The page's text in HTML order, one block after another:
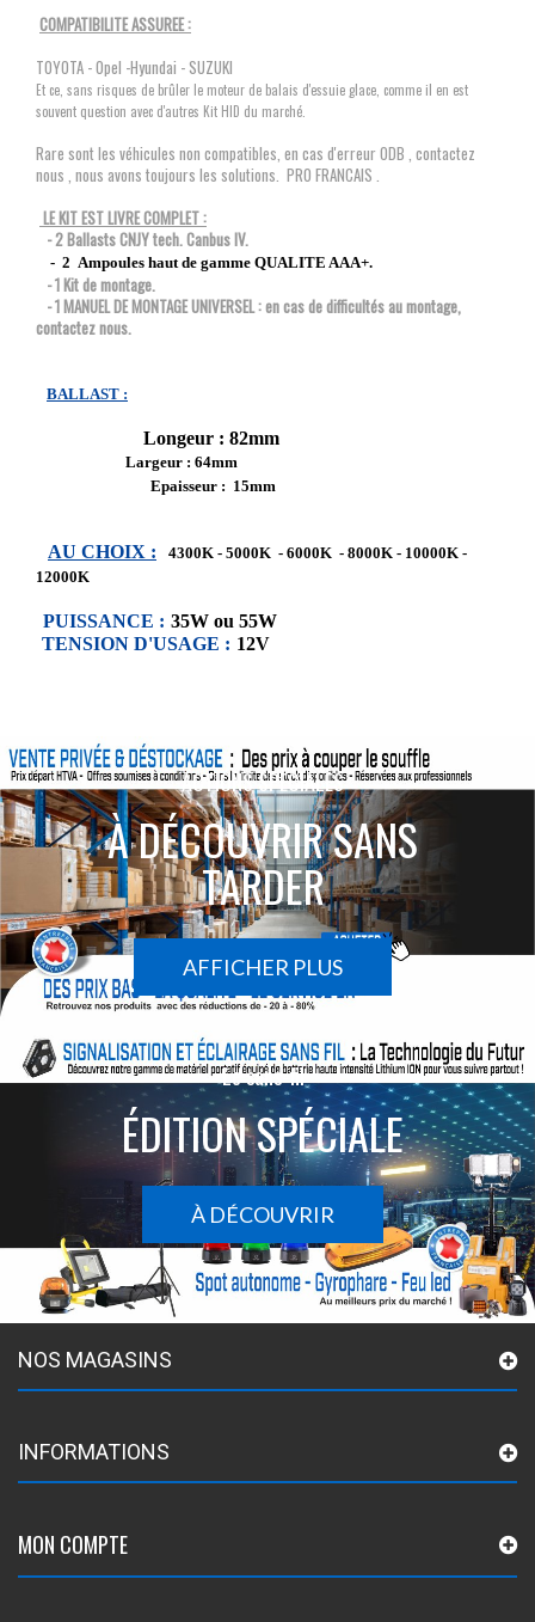
COMPATIBILITE ASSUREE :
TOYOTA - Opel -Hyundai - SUZUKI
Et ce, sans risques de brûler le moteur de balais d'essuie glace, comme il en est
souvent question avec d'autres Kit HID du marché.
Rare sont les véhicules non compatibles, en cas d'erreur ODB , contactez
nous , nous avons toujours les solutions. PRO FRANCAIS .
LE KIT EST LIVRE COMPLET :
- 2 Ballasts CNJY tech. Canbus IV.
- 2 Ampoules haut de gamme QUALITE AAA+.
- 1 Kit de montage.
- 1 MANUEL DE MONTAGE UNIVERSEL : en cas de difficultés au montage,
contactez nous.
BALLAST :
Longeur : 82mm
Largeur : 64mm
Epaisseur : 15mm
AU CHOIX :
4300K - 5000K - 6000K - 8000K - 10000K -
12000K
PUISSANCE : 35W ou 55W
TENSION D'USAGE : 12V
ACTIONS SPÉCIALES
À DÉCOUVRIR SANS
TARDER
AFFICHER PLUS
Le sans-fil
ÉDITION SPÉCIALE
À DÉCOUVRIR
NOS MAGASINS
INFORMATIONS
MON COMPTE